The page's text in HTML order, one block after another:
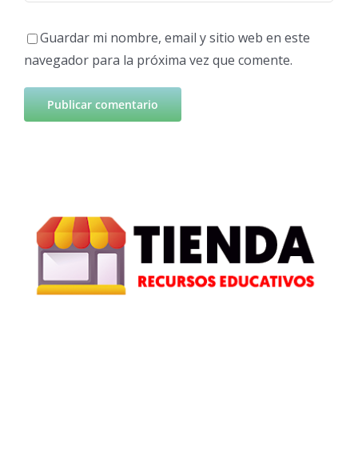
Guardar mi nombre, email y sitio web en este
navegador para la próxima vez que comente.